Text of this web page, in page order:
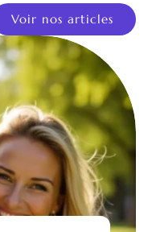
Voir nos articles